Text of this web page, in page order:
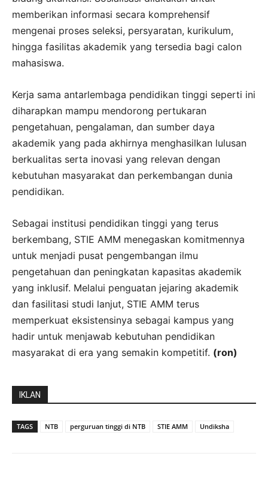
memberikan informasi secara komprehensif
mengenai proses seleksi, persyaratan, kurikulum,
hingga fasilitas akademik yang tersedia bagi calon
mahasiswa.
Kerja sama antarlembaga pendidikan tinggi seperti ini
diharapkan mampu mendorong pertukaran
pengetahuan, pengalaman, dan sumber daya
akademik yang pada akhirnya menghasilkan lulusan
berkualitas serta inovasi yang relevan dengan
kebutuhan masyarakat dan perkembangan dunia
pendidikan.
Sebagai institusi pendidikan tinggi yang terus
berkembang, STIE AMM menegaskan komitmennya
untuk menjadi pusat pengembangan ilmu
pengetahuan dan peningkatan kapasitas akademik
yang inklusif. Melalui penguatan jejaring akademik
dan fasilitasi studi lanjut, STIE AMM terus
memperkuat eksistensinya sebagai kampus yang
hadir untuk menjawab kebutuhan pendidikan
masyarakat di era yang semakin kompetitif. (ron)
IKLAN
TAGS NTB perguruan tinggi di NTB STIE AMM Undiksha